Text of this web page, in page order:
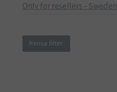
Only for resellers - Sweden
Rensa filter